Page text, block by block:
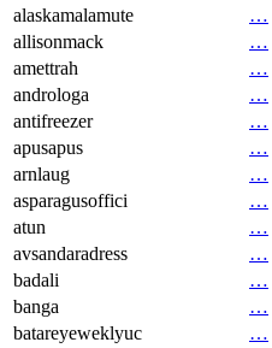
alaskamalamute
…
allisonmack
…
amettrah
…
androloga
…
antifreezer
…
apusapus
…
arnlaug
…
asparagusoffici
…
atun
…
avsandaradress
…
badali
…
banga
…
batareyeweklyuc
…